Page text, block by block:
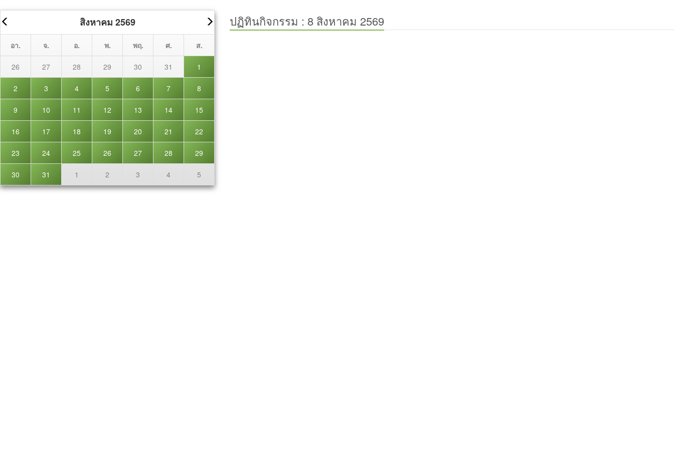
สิงหาคม 2569
อา. จ. อ. พ. พฤ. ศ. ส.
26 27 28 29 30 31 1
2 3 4 5 6 7 8
9 10 11 12 13 14 15
16 17 18 19 20 21 22
23 24 25 26 27 28 29
30 31 1 2 3 4 5
ปฏิทินกิจกรรม : 8 สิงหาคม 2569